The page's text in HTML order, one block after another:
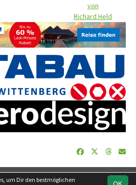
von
Richard Held
soccero.de
um Dir den bestmöglichen